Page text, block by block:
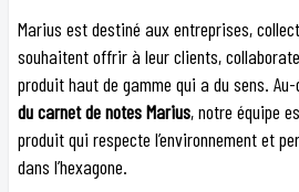
Marius est destiné aux entreprises,
souhaitent offrir à leur clients,
produit haut de gamme qui a du sens. Au-
du carnet de notes Marius, notre équipe
produit qui respecte l’environnement et
dans l’hexagone.